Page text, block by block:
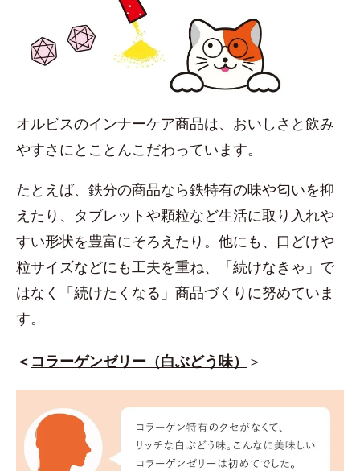
オルビスのインナーケア商品は、おいしさと飲み
やすさにとことんこだわっています。
たとえば、鉄分の商品なら鉄特有の味や匂いを抑
えたり、タブレットや顆粒など生活に取り入れや
すい形状を豊富にそろえたり。他にも、口どけや
粒サイズなどにも工夫を重ね、「続けなきゃ」で
はなく「続けたくなる」商品づくりに努めていま
す。
＜ コラーゲンゼリー（白ぶどう味） ＞